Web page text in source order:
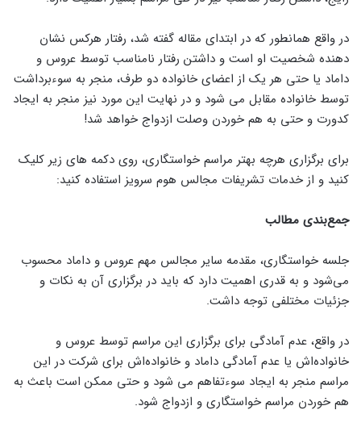
در واقع همانطور که در ابتدای مقاله گفته شد، رفتار هرکس نشان
دهنده شخصیت او است و داشتن رفتار نامناسب توسط عروس و
داماد یا حتی هر یک از اعضای خانواده دو طرف، منجر به سوء‌برداشت
توسط خانواده مقابل می شود و در نهایت این مورد نیز منجر به ایجاد
کدورت و حتی به‌ هم خوردن وصلت ازدواج خواهد شد!
برای برگزاری هرچه بهتر مراسم خواستگاری، روی دکمه های زیر کلیک
کنید و از خدمات تشریفات مجالس هوم سرویز استفاده کنید:
جمع‌بندی مطالب
جلسه خواستگاری، مقدمه سایر مجالس مهم عروس و داماد محسوب
‌می‌شود و به قدری اهمیت دارد که باید در برگزاری آن به نکات و
جزئیات مختلفی توجه داشت.
در واقع، عدم آمادگی برای برگزاری این مراسم توسط عروس و
خانواده‌اش یا عدم آمادگی داماد و خانواده‌اش برای شرکت در این
مراسم منجر به ایجاد سوءتفاهم‌ می شود و حتی ممکن است باعث به‌
هم خوردن مراسم خواستگاری و ازدواج شود.